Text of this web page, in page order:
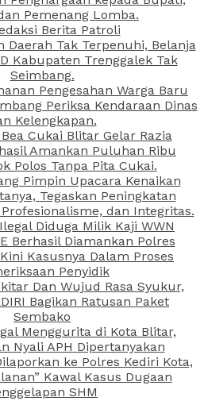
Pemenang Lomba.
Berita Patroli
Daerah Tak Terpenuhi, Belanja
Kabupaten Trenggalek Tak
Seimbang.
Pengesahan Warga Baru
Periksa Kendaraan Dinas
Kelengkapan.
Cukai Blitar Gelar Razia
Amankan Puluhan Ribu
Polos Tanpa Pita Cukai.
Pimpin Upacara Kenaikan
Tegaskan Peningkatan
dan Integritas.
Diduga Milik Kaji WWN
Berhasil Diamankan Polres
Kasusnya Dalam Proses
Penyidik
Dan Wujud Rasa Syukur,
Bagikan Ratusan Paket
Sembako
Menggurita di Kota Blitar,
Nyali APH Dipertanyakan
ke Polres Kediri Kota,
Kawal Kasus Dugaan
SHM